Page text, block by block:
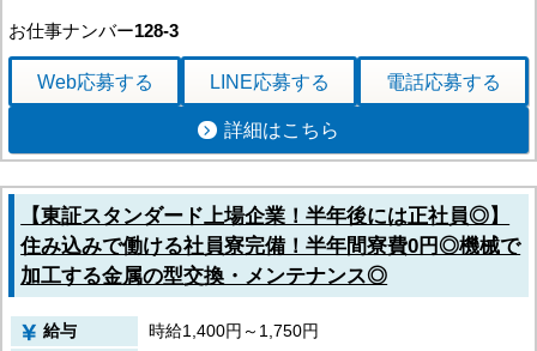
お仕事ナンバー128-3
Web応募する LINE応募する 電話応募する
詳細はこちら
【東証スタンダード上場企業！半年後には正社員◎】
住み込みで働ける社員寮完備！半年間寮費0円◎機械で
加工する金属の型交換・メンテナンス◎
給与 時給1,400円～1,750円